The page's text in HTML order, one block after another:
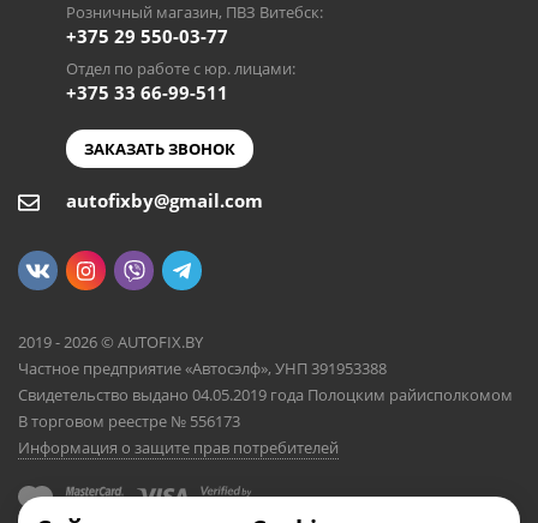
Розничный магазин, ПВЗ Витебск:
+375 29 550-03-77
Отдел по работе с юр. лицами:
+375 33 66-99-511
ЗАКАЗАТЬ ЗВОНОК
autofixby@gmail.com
2019 - 2026 © AUTOFIX.BY
Частное предприятие «Автосэлф», УНП 391953388
Свидетельство выдано 04.05.2019 года Полоцким райисполкомом
В торговом реестре № 556173
Информация о защите прав потребителей